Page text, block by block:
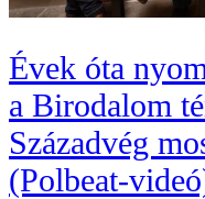
Évek óta
a Birodalom
Századvég
(Polbeat-